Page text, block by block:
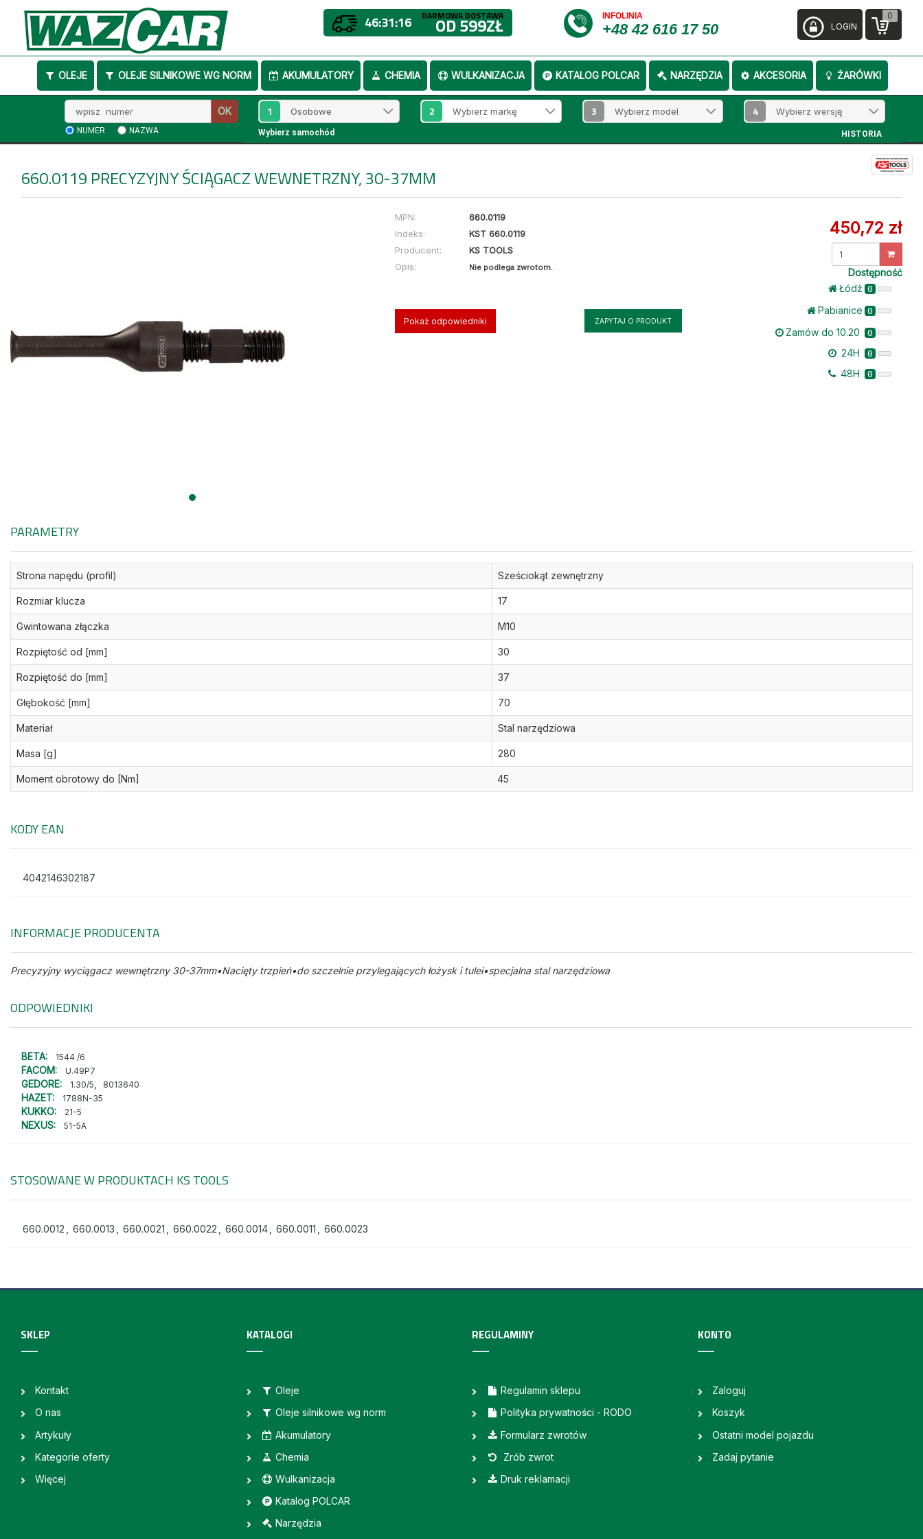
46:31:15 DARMOWA DOSTAWA
OD 599ZŁ INFOLINIA
+48 42 616 17 50
OLEJE OLEJE SILNIKOWE WG NORM AKUMULATORY CHEMIA WULKANIZACJA KATALOG POLCAR NARZĘDZIA AKCESORIA ŻARÓWKI
0
LOGIN
numer
OK
NUMER NAZWA
1 2 3 4
Wybierz samochód HISTORIA
660.0119 PRECYZYJNY ŚCIĄGACZ WEWNETRZNY, 30-37MM
MPN:
660.0119
Indeks:
KST 660.0119
Producent:
KS TOOLS
Opis:
Nie podlega zwrotom.
Pokaż odpowiedniki ZAPYTAJ O PRODUKT
450,72 zł
Dostępność
Łódż 0
Pabianice 0
Zamów do 10.20 0
24H 0
48H 0
PARAMETRY
Strona napędu (profil) Sześciokąt zewnętrzny
Rozmiar klucza 17
Gwintowana złączka M10
Rozpiętość od [mm] 30
Rozpiętość do [mm] 37
Głębokość [mm] 70
Materiał Stal narzędziowa
Masa [g] 280
Moment obrotowy do [Nm] 45
KODY EAN
4042146302187
INFORMACJE PRODUCENTA
Precyzyjny wyciągacz wewnętrzny 30-37mm•Nacięty trzpień•do szczelnie przylegających łożysk i tulei•specjalna stal narzędziowa
ODPOWIEDNIKI
BETA: 1544 /6
FACOM: U.49P7
GEDORE: 1.30/5 8013640
HAZET: 1788N-35
KUKKO: 21-5
NEXUS: 51-5A
STOSOWANE W PRODUKTACH KS TOOLS
660.0012 660.0013 660.0021 660.0022 660.0014 660.0011 660.0023
SKLEP
Kontakt
O nas
Artykuły
Kategorie oferty
Więcej
KATALOGI
Oleje
Oleje silnikowe wg norm
Akumulatory
Chemia
Wulkanizacja
Katalog POLCAR
Narzędzia
REGULAMINY
Regulamin sklepu
Polityka prywatności - RODO
Formularz zwrotów
Zrób zwrot
Druk reklamacji
KONTO
Zaloguj
Koszyk
Ostatni model pojazdu
Zadaj pytanie